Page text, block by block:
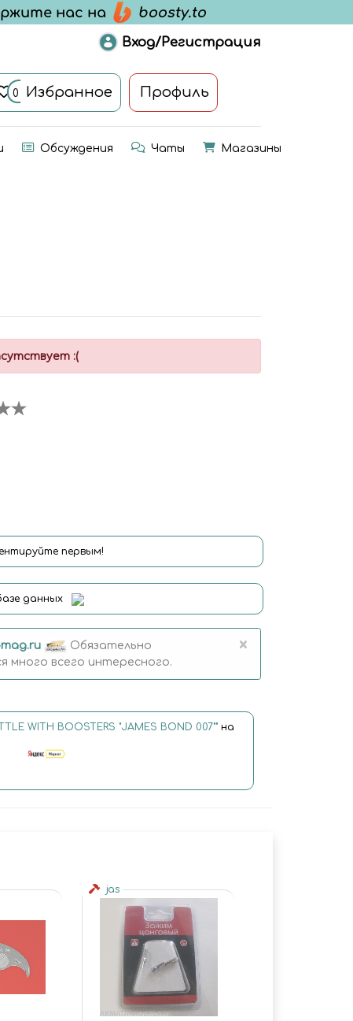
Вход/Регистрация
0 Избранное Профиль
Обсуждения Чаты Магазины
:(
первым!
данных
Обязательно
всего интересного.
×
WITH BOOSTERS "JAMES BOND 007""на
jas